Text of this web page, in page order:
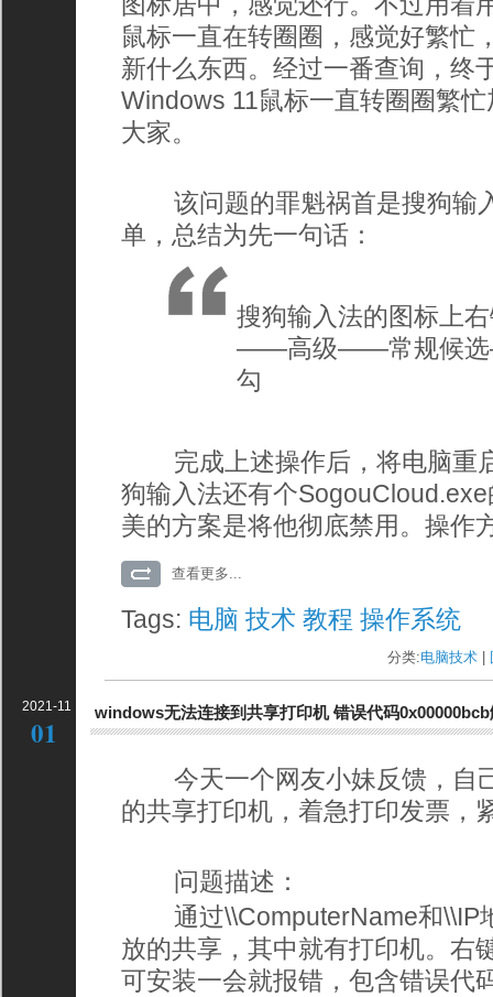
鼠标一直在转圈圈，感觉好繁忙
新什么东西。经过一番查询，终
Windows 11鼠标一直转圈圈繁
大家。
该问题的罪魁祸首是搜狗输
单，总结为先一句话：
搜狗输入法的图标上
——高级——常规候选
勾
完成上述操作后，将电脑重
狗输入法还有个
美的方案是将他彻底禁用。操作
查看更多...
Tags: 电脑 技术 教程 操作系统
分类:电脑技术
2021-11
01
windows无法连接到共享打印机 错误代码
今天一个网友小妹反馈，自
的共享打印机，着急打印发票，
问题描述：
通过\\ComputerName和\\IP
放的共享，其中就有打印机。右
可安装一会就报错，包含错误代